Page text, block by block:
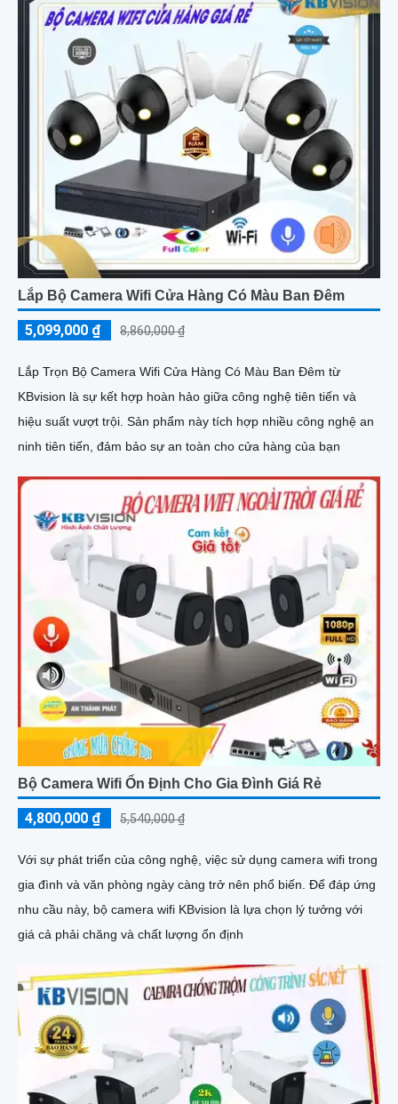
Lắp Bộ Camera Wifi Cửa Hàng Có Màu Ban Đêm
5,099,000 ₫ 8,860,000 ₫
Lắp Trọn Bộ Camera Wifi Cửa Hàng Có Màu Ban Đêm từ
KBvision là sự kết hợp hoàn hảo giữa công nghệ tiên tiến và
hiệu suất vượt trội. Sản phẩm này tích hợp nhiều công nghệ an
ninh tiên tiến, đảm bảo sự an toàn cho cửa hàng của bạn
Bộ Camera Wifi Ổn Định Cho Gia Đình Giá Rẻ
4,800,000 ₫ 5,540,000 ₫
Với sự phát triển của công nghệ, việc sử dụng camera wifi trong
gia đình và văn phòng ngày càng trở nên phổ biến. Để đáp ứng
nhu cầu này, bộ camera wifi KBvision là lựa chọn lý tưởng với
giá cả phải chăng và chất lượng ổn định